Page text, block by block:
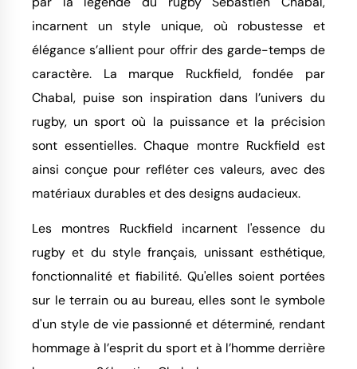
incarnent un style unique, où robustesse et
élégance s’allient pour offrir des garde-temps de
caractère. La marque Ruckfield, fondée par
Chabal, puise son inspiration dans l’univers du
rugby, un sport où la puissance et la précision
sont essentielles. Chaque montre Ruckfield est
ainsi conçue pour refléter ces valeurs, avec des
matériaux durables et des designs audacieux.
Les montres Ruckfield incarnent l'essence du
rugby et du style français, unissant esthétique,
fonctionnalité et fiabilité. Qu'elles soient portées
sur le terrain ou au bureau, elles sont le symbole
d'un style de vie passionné et déterminé, rendant
hommage à l’esprit du sport et à l’homme derrière